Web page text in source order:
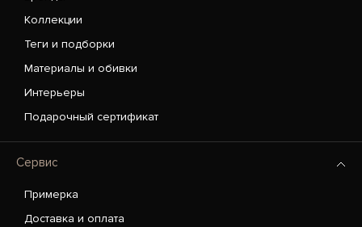
Коллекции
Теги и подборки
Материалы и обивки
Интерьеры
Подарочный сертификат
Сервис
Примерка
Доставка и оплата